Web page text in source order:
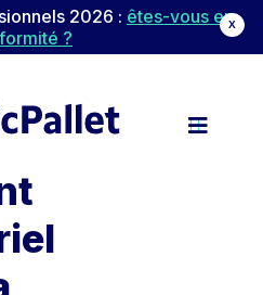
X
2026 : êtes-vous en
?
principale